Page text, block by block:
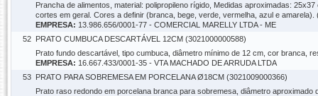
Prancha de alimentos, material: polipropileno rígido, Medidas aproximadas:
cortes em geral. Cores a definir (branca, bege, verde, vermelha, azul e amarela).
EMPRESA: 13.986.656/0001-77 - COMERCIAL MARELLY LTDA - ME
52 PRATO CUMBUCA DESCARTÁVEL 12CM (3021000000588)
Prato fundo descartável, tipo cumbuca, diâmetro mínimo de 12 cm, cor branca,
EMPRESA: 16.667.433/0001-35 - VTA MACHADO DE ARRUDA LTDA
53 PRATO PARA SOBREMESA EM PORCELANA Ø18CM (3021009000366)
Prato raso redondo em porcelana branca para sobremesa, diâmetro aproximado